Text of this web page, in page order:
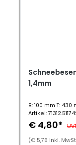
1,4mm
B: 100 mm T: 430
Artikel:
€ 4,80*
(€ 5,76 inkl.